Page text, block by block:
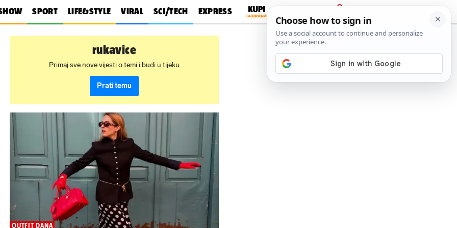
SPORT LIFE&STYLE VIRAL SCI/TECH EXPRESS
PRIJAVA
rukavice
Primaj sve nove vijesti o temi i budi u tijeku
Prati temu
OUTFIT DANA